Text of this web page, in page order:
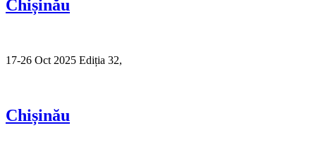
Chișinău
17-26 Oct 2025 Ediția 32,
Chișinău